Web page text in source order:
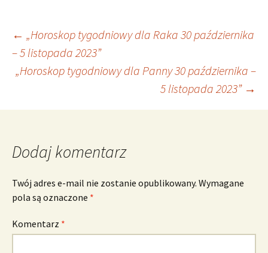
Nawigacja
wpisu
← „Horoskop tygodniowy dla Raka 30 października
– 5 listopada 2023”
„Horoskop tygodniowy dla Panny 30 października –
5 listopada 2023” →
Dodaj komentarz
Twój adres e-mail nie zostanie opublikowany. Wymagane
pola są oznaczone *
Komentarz *